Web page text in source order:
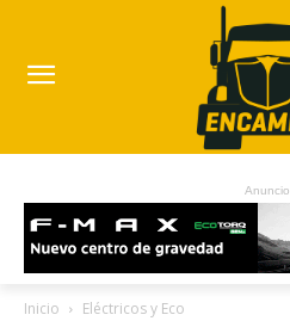
Anuncio
Inicio Eléctricos y Eco